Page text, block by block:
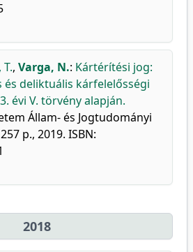
T., Varga, N.: Kártérítési jog:
deliktuális kárfelelősségi
évi V. törvény alapján.
Állam- és Jogtudományi
p., 2019. ISBN:
2018